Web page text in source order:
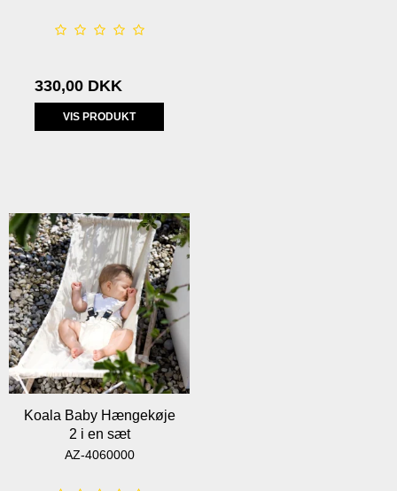
330,00 DKK
VIS PRODUKT
Koala Baby Hængekøje
2 i en sæt
AZ-4060000